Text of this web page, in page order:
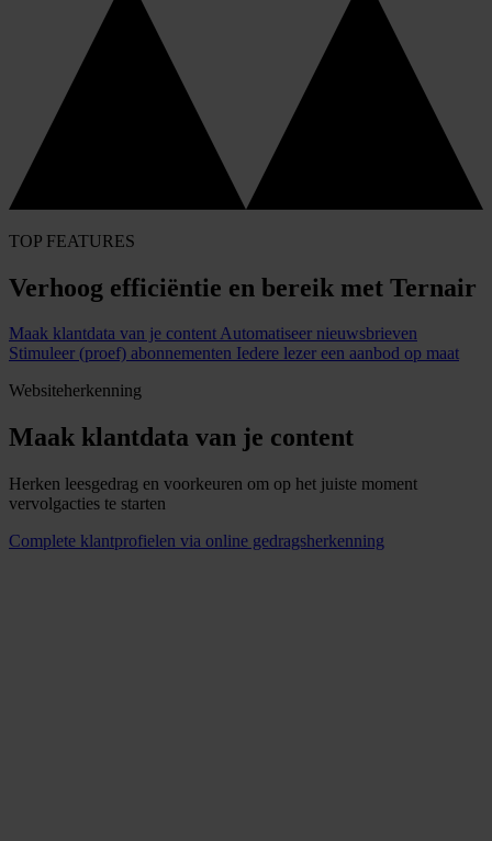
TOP FEATURES
Verhoog efficiëntie en bereik met Ternair
Maak klantdata van je contentAutomatiseer nieuwsbrieven
Stimuleer (proef) abonnementen Iedere lezer een aanbod op maat
Websiteherkenning
Maak klantdata van je content
Herken leesgedrag en voorkeuren om op het juiste moment
vervolgacties te starten
Complete klantprofielen via online gedragsherkenning